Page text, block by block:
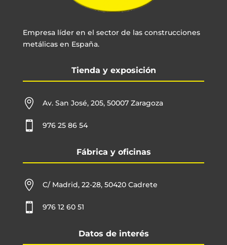
Empresa líder en el sector de las construcciones
metálicas en España.
Tienda y exposición
 Av. San José, 205, 50007 Zaragoza
 976 25 86 54
Fábrica y oficinas
 C/ Madrid, 22-28, 50420 Cadrete
 976 12 60 51
Datos de interés